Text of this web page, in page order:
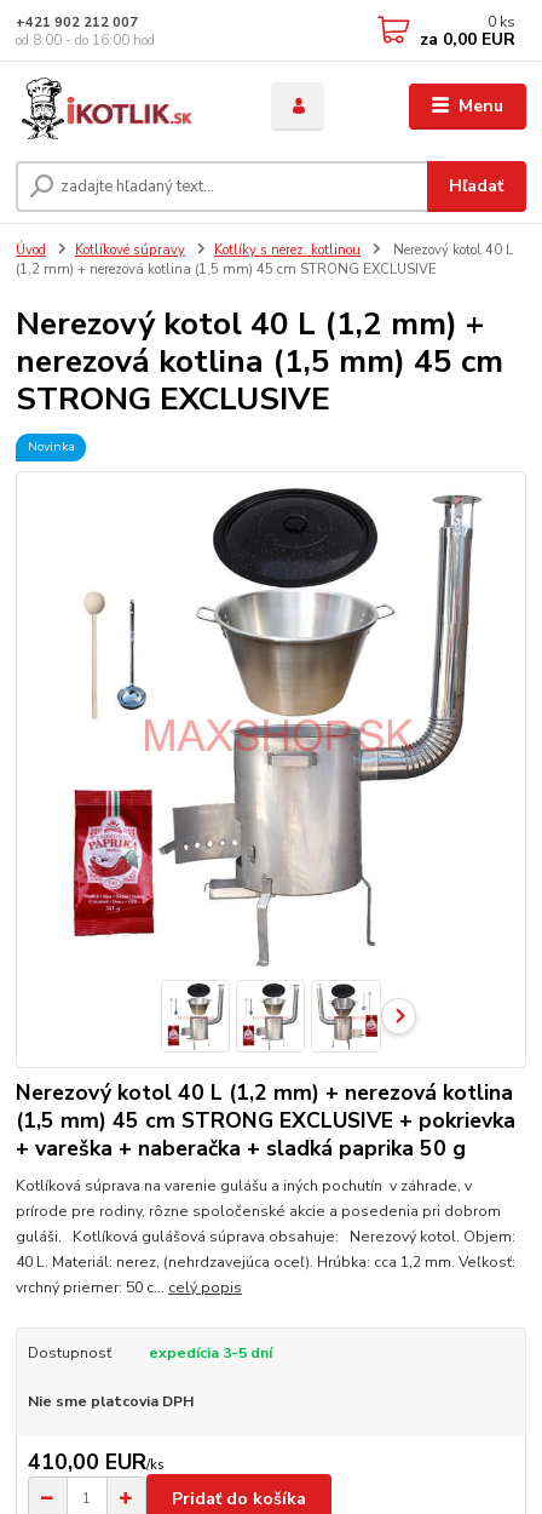
Menu
Hľadať
+421 902 212 007
od 8:00 - do 16:00 hod
0 ks
za 0,00 EUR
Úvod Kotlíkové súpravy Kotlíky s nerez. kotlinou
Nerezový kotol 40 L
(1,2 mm) + nerezová kotlina (1,5 mm) 45 cm STRONG EXCLUSIVE
Nerezový kotol 40 L (1,2 mm) +
nerezová kotlina (1,5 mm) 45 cm
STRONG EXCLUSIVE
Novinka
Nerezový kotol 40 L (1,2 mm) + nerezová kotlina
(1,5 mm) 45 cm STRONG EXCLUSIVE + pokrievka
+ vareška + naberačka + sladká paprika 50 g
Kotlíková súprava na varenie gulášu a iných pochutín v záhrade, v
prírode pre rodiny, rôzne spoločenské akcie a posedenia pri dobrom
guláši. Kotlíková gulášová súprava obsahuje: Nerezový kotol. Objem:
40 L. Materiál: nerez, (nehrdzavejúca oceľ). Hrúbka: cca 1,2 mm. Veľkosť:
vrchný priemer: 50 c... celý popis
Dostupnosť expedícia 3-5 dní
Nie sme platcovia DPH
410,00 EUR/ks
Pridať do košíka